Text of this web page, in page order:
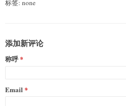
标签: none
添加新评论
称呼
Email